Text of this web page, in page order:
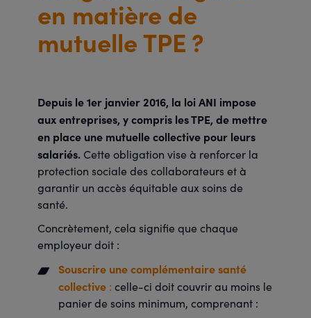
en matière de
mutuelle TPE ?
Depuis le 1er janvier 2016, la loi ANI impose
aux entreprises, y compris les TPE, de mettre
en place une mutuelle collective pour leurs
salariés. Cette obligation vise à renforcer la
protection sociale des collaborateurs et à
garantir un accès équitable aux soins de
santé.
Concrètement, cela signifie que chaque
employeur doit :
Souscrire une complémentaire santé
collective : celle-ci doit couvrir au moins le
panier de soins minimum, comprenant :